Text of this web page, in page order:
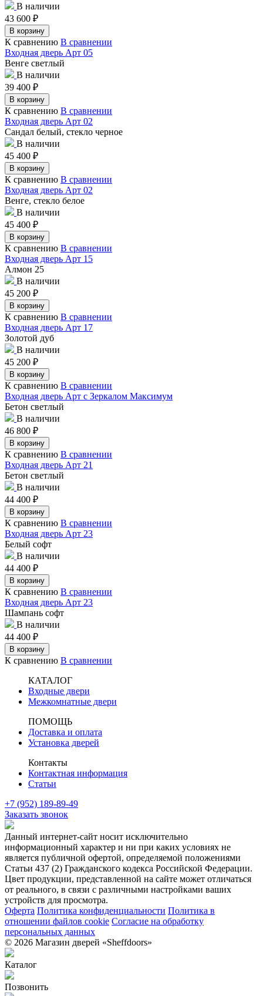
В наличии
43 600 ₽
В корзину
К сравнению В сравнении
Входная дверь Арт 05
Венге светлый
В наличии
39 400 ₽
В корзину
К сравнению В сравнении
Входная дверь Арт 02
Сандал белый, стекло черное
В наличии
45 400 ₽
В корзину
К сравнению В сравнении
Входная дверь Арт 02
Венге, стекло белое
В наличии
45 400 ₽
В корзину
К сравнению В сравнении
Входная дверь Арт 15
Алмон 25
В наличии
45 200 ₽
В корзину
К сравнению В сравнении
Входная дверь Арт 17
Золотой дуб
В наличии
45 200 ₽
В корзину
К сравнению В сравнении
Входная дверь Арт с Зеркалом Максимум
Бетон светлый
В наличии
46 800 ₽
В корзину
К сравнению В сравнении
Входная дверь Арт 21
Бетон светлый
В наличии
44 400 ₽
В корзину
К сравнению В сравнении
Входная дверь Арт 23
Белый софт
В наличии
44 400 ₽
В корзину
К сравнению В сравнении
Входная дверь Арт 23
Шампань софт
В наличии
44 400 ₽
В корзину
К сравнению В сравнении
КАТАЛОГ
Входные двери
Межкомнатные двери
ПОМОЩЬ
Доставка и оплата
Установка дверей
Контакты
Контактная информация
Статьи
+7 (952) 189-89-49
Заказать звонок
Данный интернет-сайт носит исключительно
информационный характер и ни при каких условиях не
является публичной офертой, определяемой положениями
Статьи 437 (2) Гражданского кодекса Российской Федерации.
Цвет продукции, представленной на сайте может отличаться
от реального, в связи с различными настройками ваших
устройств для просмотра.
Оферта Политика конфиденциальности Политика в
отношении файлов cookie Согласие на обработку
персональных данных
© 2026 Магазин дверей «Sheffdoors»
Каталог
Позвонить